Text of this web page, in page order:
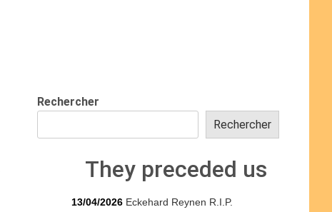
Rechercher
Rechercher
They preceded us
13/04/2026 Eckehard Reynen R.I.P.